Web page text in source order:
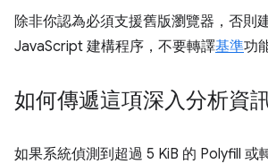
除非你認為必須支援舊版瀏覽器，否則
JavaScript 建構程序，不要轉譯基準功
如何傳遞這項深入分析資
如果系統偵測到超過 5 KiB 的 Polyfill 或